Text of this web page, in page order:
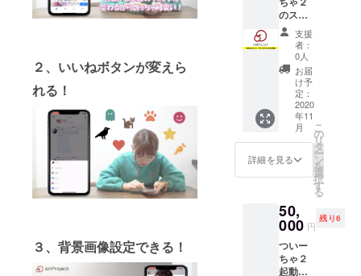
２、いいねボタンが変えら
れる！
３、背景画像設定できる！
への入
り口が
ありま
20分程
度とな
りま
す。 ※
上乗せ
支援さ
れた方
から優
先的に
飲み会
を行い
ます。
のスポ
ンサー
枠で
す。 株
式会社
sinProj
ectの
HPに企
業名と
ロゴを
掲載さ
せてい
ただき
ます。
に掲載
する企
業名を
記入し
てくだ
さい。
支援
者：
0人
お届
け予
定：
2020
年11
月
詳細を見る
こ
の
リ
タ
ー
ン
を
選
択
す
る
50,
000 円
残り6
ついー
ちゃ２
起動時